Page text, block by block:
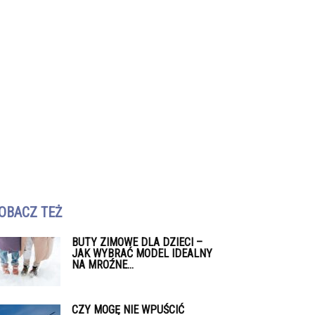
TEŻ
BUTY ZIMOWE DLA DZIECI –
JAK WYBRAĆ MODEL IDEALNY
NA MROŹNE...
CZY MOGĘ NIE WPUŚCIĆ